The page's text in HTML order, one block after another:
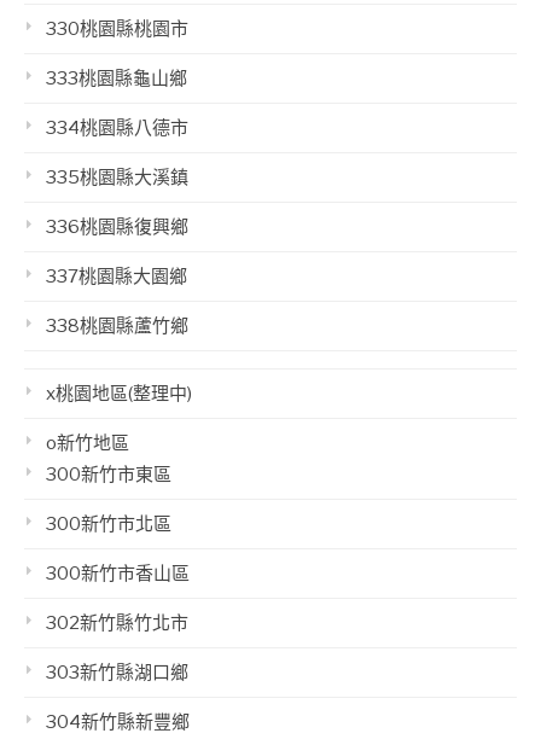
330桃園縣桃園市
333桃園縣龜山鄉
334桃園縣八德市
335桃園縣大溪鎮
336桃園縣復興鄉
337桃園縣大園鄉
338桃園縣蘆竹鄉
x桃園地區(整理中)
o新竹地區
300新竹市東區
300新竹市北區
300新竹市香山區
302新竹縣竹北市
303新竹縣湖口鄉
304新竹縣新豐鄉